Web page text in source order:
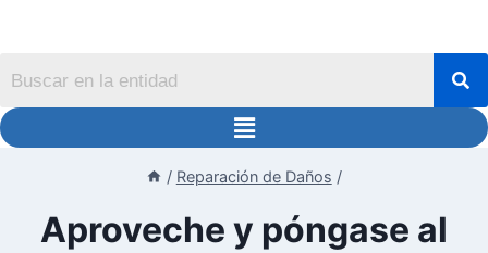
/ Reparación de Daños /
Aproveche y póngase al